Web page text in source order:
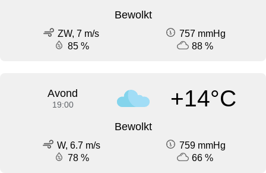
Bewolkt
ZW, 7 m/s
757 mmHg
85 %
88 %
Avond
19:00 +14°C
Bewolkt
W, 6.7 m/s
759 mmHg
78 %
66 %